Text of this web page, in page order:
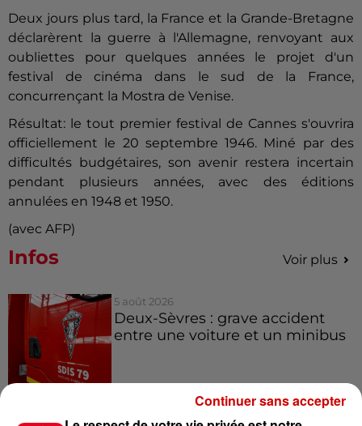
Deux jours plus tard, la France et la Grande-Bretagne
déclarèrent la guerre à l'Allemagne, renvoyant aux
oubliettes pour quelques années le projet d'un
festival de cinéma dans le sud de la France,
concurrençant la Mostra de Venise.
Résultat: le tout premier festival de Cannes s'ouvrira
officiellement le 20 septembre 1946. Miné par des
difficultés budgétaires, son avenir restera incertain
pendant plusieurs années, avec des éditions
annulées en 1948 et 1950.
(avec AFP)
Infos Voir plus
5 août 2026
Deux-Sèvres : grave accident
entre une voiture et un minibus
Continuer sans accepter